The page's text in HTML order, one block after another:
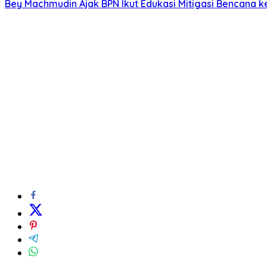
Bey Machmudin Ajak BPN Ikut Edukasi Mitigasi Bencana